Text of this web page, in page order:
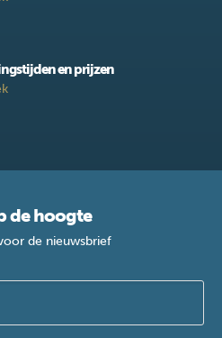
en prijzen
de hoogte
de nieuwsbrief